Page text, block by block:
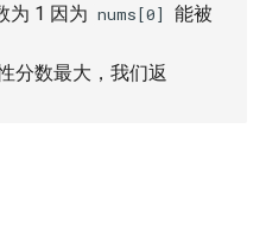
为 1 因为 nums[0]
能被
分数最大，我们返